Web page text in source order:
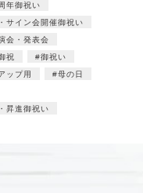
年御祝い
サイン会開催御祝い
会・発表会
祝
御祝い
ップ用
母の日
昇進御祝い